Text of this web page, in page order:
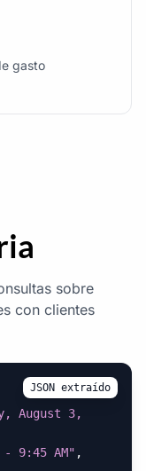
gasto
sobre
con clientes
August 3,
- 9:45 AM" ,
JSON extraído